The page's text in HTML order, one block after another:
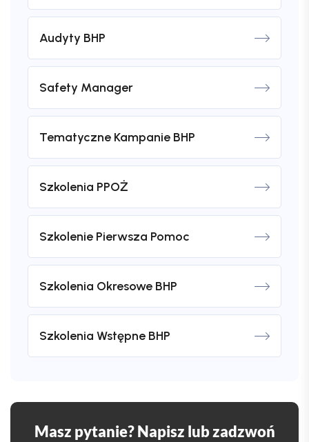
Audyty BHP
Safety Manager
Tematyczne Kampanie BHP
Szkolenia PPOŻ
Szkolenie Pierwsza Pomoc
Szkolenia Okresowe BHP
Szkolenia Wstępne BHP
Masz pytanie? Napisz lub zadzwoń